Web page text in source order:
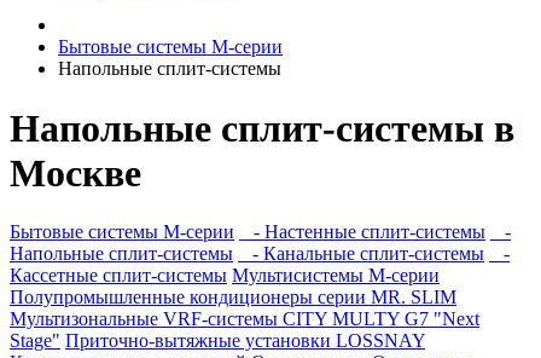
Бытовые системы M-серии
Напольные сплит-системы
Напольные сплит-системы в
Москве
Бытовые системы M-серии - Настенные сплит-системы
-
Напольные сплит-системы
- Канальные сплит-системы
-
Кассетные сплит-системы Мультисистемы M-серии
Полупромышленные кондиционеры серии MR. SLIM
Мультизональные VRF-системы CITY MULTY G7 "Next
Stage" Приточно-вытяжные установки LOSSNAY